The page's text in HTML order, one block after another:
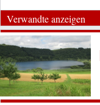
Verwandte anzeigen